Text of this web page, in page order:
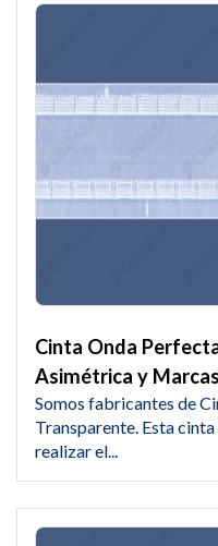
Cinta Onda
Asimétrica y
Somos fabricantes de
Transparente. Esta
realizar el...